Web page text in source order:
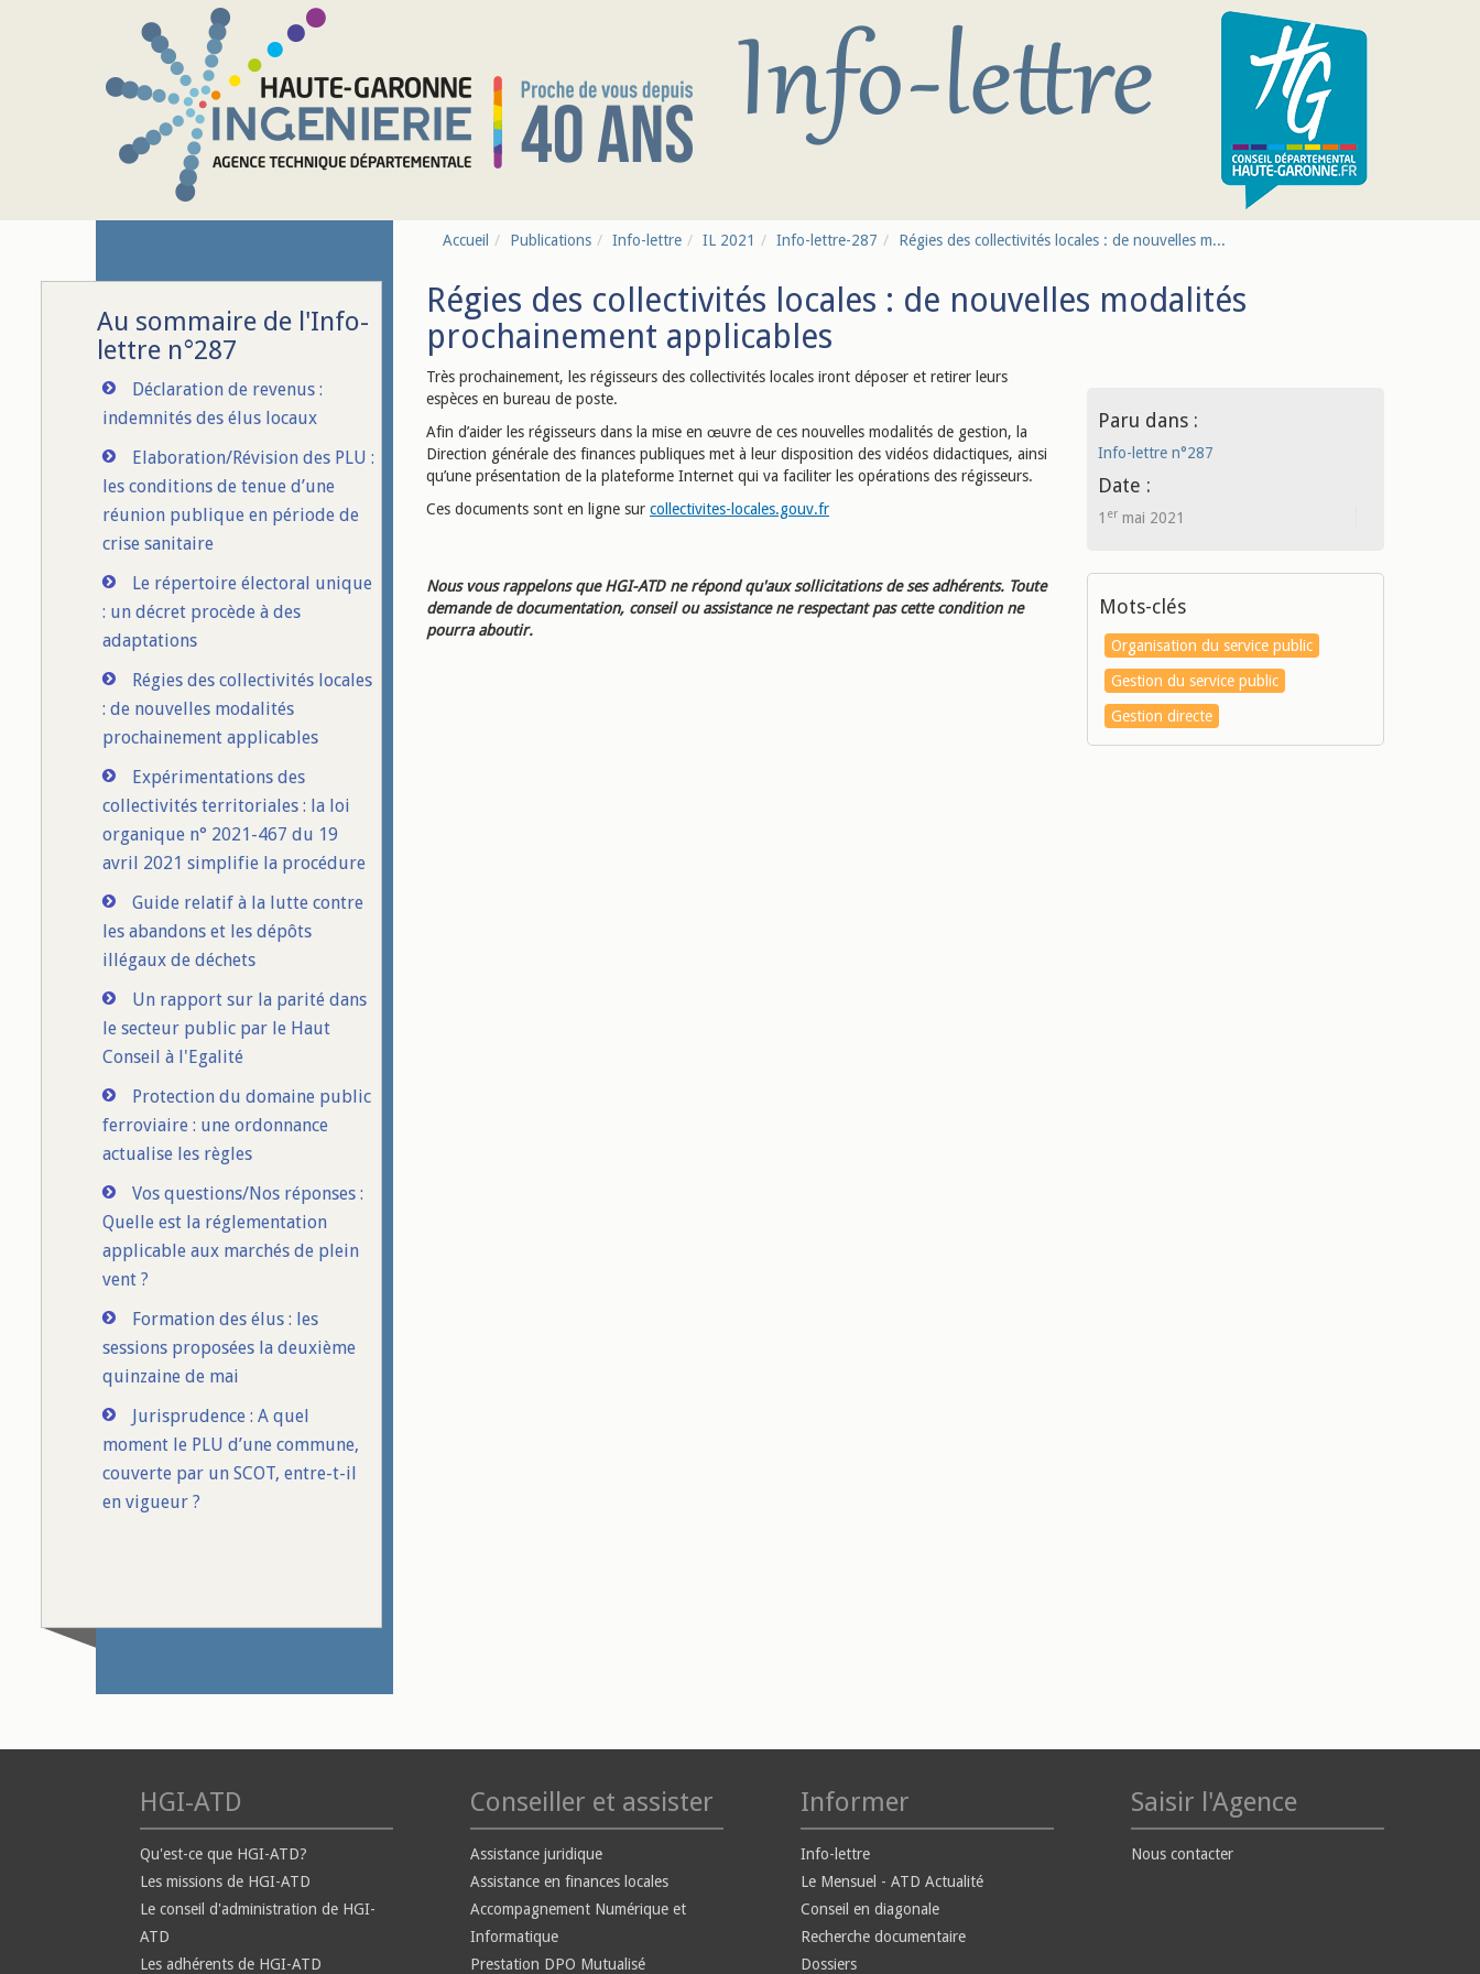
Au sommaire de l'Info-
lettre n°287
Déclaration de revenus :
indemnités des élus locaux
Elaboration/Révision des PLU :
les conditions de tenue d’une
réunion publique en période de
crise sanitaire
Le répertoire électoral unique
: un décret procède à des
adaptations
Régies des collectivités locales
: de nouvelles modalités
prochainement applicables
Expérimentations des
collectivités territoriales : la loi
organique n° 2021-467 du 19
avril 2021 simplifie la procédure
Guide relatif à la lutte contre
les abandons et les dépôts
illégaux de déchets
Un rapport sur la parité dans
le secteur public par le Haut
Conseil à l'Egalité
Protection du domaine public
ferroviaire : une ordonnance
actualise les règles
Vos questions/Nos réponses :
Quelle est la réglementation
applicable aux marchés de plein
vent ?
Formation des élus : les
sessions proposées la deuxième
quinzaine de mai
Jurisprudence : A quel
moment le PLU d’une commune,
couverte par un SCOT, entre-t-il
en vigueur ?
Accueil Publications Info-lettre IL 2021 Info-lettre-287 Régies des collectivités locales : de nouvelles m...
Régies des collectivités locales : de nouvelles modalités
prochainement applicables
Très prochainement, les régisseurs des collectivités locales iront déposer et retirer leurs
espèces en bureau de poste.
Afin d’aider les régisseurs dans la mise en œuvre de ces nouvelles modalités de gestion, la
Direction générale des finances publiques met à leur disposition des vidéos didactiques, ainsi
qu’une présentation de la plateforme Internet qui va faciliter les opérations des régisseurs.
Ces documents sont en ligne sur collectivites-locales.gouv.fr
Nous vous rappelons que HGI-ATD ne répond qu'aux sollicitations de ses adhérents. Toute
demande de documentation, conseil ou assistance ne respectant pas cette condition ne
pourra aboutir.
Paru dans :
Info-lettre n°287
Date :
1 ermai 2021
Mots-clés
Organisation du service public
Gestion du service public
Gestion directe
HGI-ATD
Qu'est-ce que HGI-ATD?
Les missions de HGI-ATD
Le conseil d'administration de HGI-
ATD
Les adhérents de HGI-ATD
Conseiller et assister
Assistance juridique
Assistance en finances locales
Accompagnement Numérique et
Informatique
Prestation DPO Mutualisé
Informer
Info-lettre
Le Mensuel - ATD Actualité
Conseil en diagonale
Recherche documentaire
Dossiers
Saisir l'Agence
Nous contacter